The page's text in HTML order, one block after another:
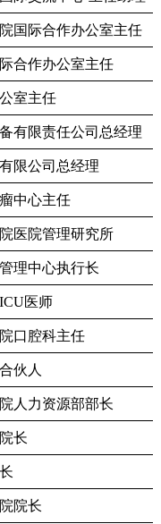
国际合作办公室主任
合作办公室主任
室主任
有限责任公司总经理
限公司总经理
中心主任
医院管理研究所
理中心执行长
医师
口腔科主任
伙人
人力资源部部长
长
院长